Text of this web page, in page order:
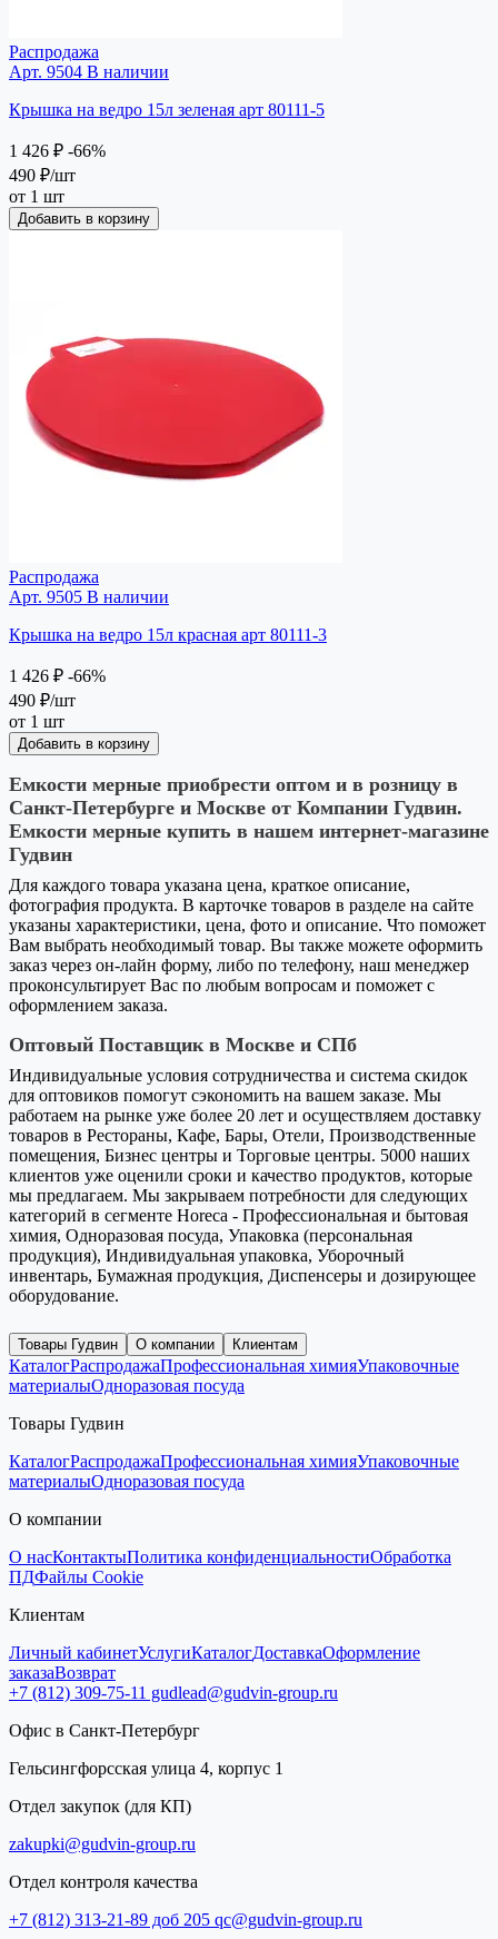
Распродажа
Арт. 9504 В наличии
Крышка на ведро 15л зеленая арт 80111-5
1 426 ₽ -66%
490 ₽/шт
от 1 шт
Добавить в корзину
Распродажа
Арт. 9505 В наличии
Крышка на ведро 15л красная арт 80111-3
1 426 ₽ -66%
490 ₽/шт
от 1 шт
Добавить в корзину
Емкости мерные приобрести оптом и в розницу в
Санкт-Петербурге и Москве от Компании Гудвин.
Емкости мерные купить в нашем интернет-магазине
Гудвин
Для каждого товара указана цена, краткое описание,
фотография продукта. В карточке товаров в разделе на сайте
указаны характеристики, цена, фото и описание. Что поможет
Вам выбрать необходимый товар. Вы также можете оформить
заказ через он-лайн форму, либо по телефону, наш менеджер
проконсультирует Вас по любым вопросам и поможет с
оформлением заказа.
Оптовый Поставщик в Москве и СПб
Индивидуальные условия сотрудничества и система скидок
для оптовиков помогут сэкономить на вашем заказе. Мы
работаем на рынке уже более 20 лет и осуществляем доставку
товаров в Рестораны, Кафе, Бары, Отели, Производственные
помещения, Бизнес центры и Торговые центры. 5000 наших
клиентов уже оценили сроки и качество продуктов, которые
мы предлагаем. Мы закрываем потребности для следующих
категорий в сегменте Horeca - Профессиональная и бытовая
химия, Одноразовая посуда, Упаковка (персональная
продукция), Индивидуальная упаковка, Уборочный
инвентарь, Бумажная продукция, Диспенсеры и дозирующее
оборудование.
Товары Гудвин О компании Клиентам
КаталогРаспродажаПрофессиональная химияУпаковочные
материалыОдноразовая посуда
Товары Гудвин
КаталогРаспродажаПрофессиональная химияУпаковочные
материалыОдноразовая посуда
О компании
О насКонтактыПолитика конфиденциальностиОбработка
ПДФайлы Cookie
Клиентам
Личный кабинетУслугиКаталогДоставкаОформление
заказаВозврат
+7 (812) 309-75-11 gudlead@gudvin-group.ru
Офис в Санкт-Петербург
Гельсингфорсская улица 4, корпус 1
Отдел закупок (для КП)
zakupki@gudvin-group.ru
Отдел контроля качества
+7 (812) 313-21-89 доб 205 qc@gudvin-group.ru